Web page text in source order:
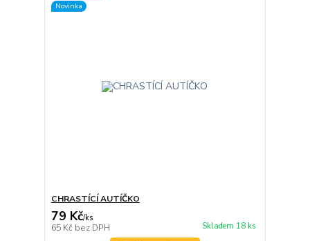
Novinka
CHRASTÍCÍ AUTÍČKO
79 Kč/ks
65 Kč bez DPH Skladem 18 ks